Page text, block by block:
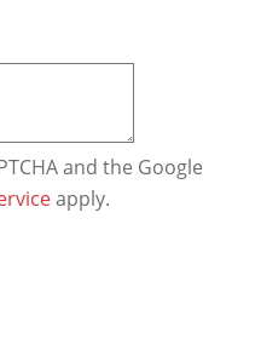
and the Google
apply.